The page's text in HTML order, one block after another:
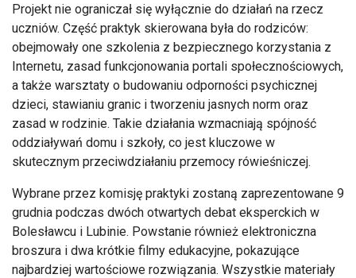
Projekt nie ograniczał się wyłącznie do działań na rzecz
uczniów. Część praktyk skierowana była do rodziców:
obejmowały one szkolenia z bezpiecznego korzystania z
Internetu, zasad funkcjonowania portali społecznościowych,
a także warsztaty o budowaniu odporności psychicznej
dzieci, stawianiu granic i tworzeniu jasnych norm oraz
zasad w rodzinie. Takie działania wzmacniają spójność
oddziaływań domu i szkoły, co jest kluczowe w
skutecznym przeciwdziałaniu przemocy rówieśniczej.
Wybrane przez komisję praktyki zostaną zaprezentowane 9
grudnia podczas dwóch otwartych debat eksperckich w
Bolesławcu i Lubinie. Powstanie również elektroniczna
broszura i dwa krótkie filmy edukacyjne, pokazujące
najbardziej wartościowe rozwiązania. Wszystkie materiały